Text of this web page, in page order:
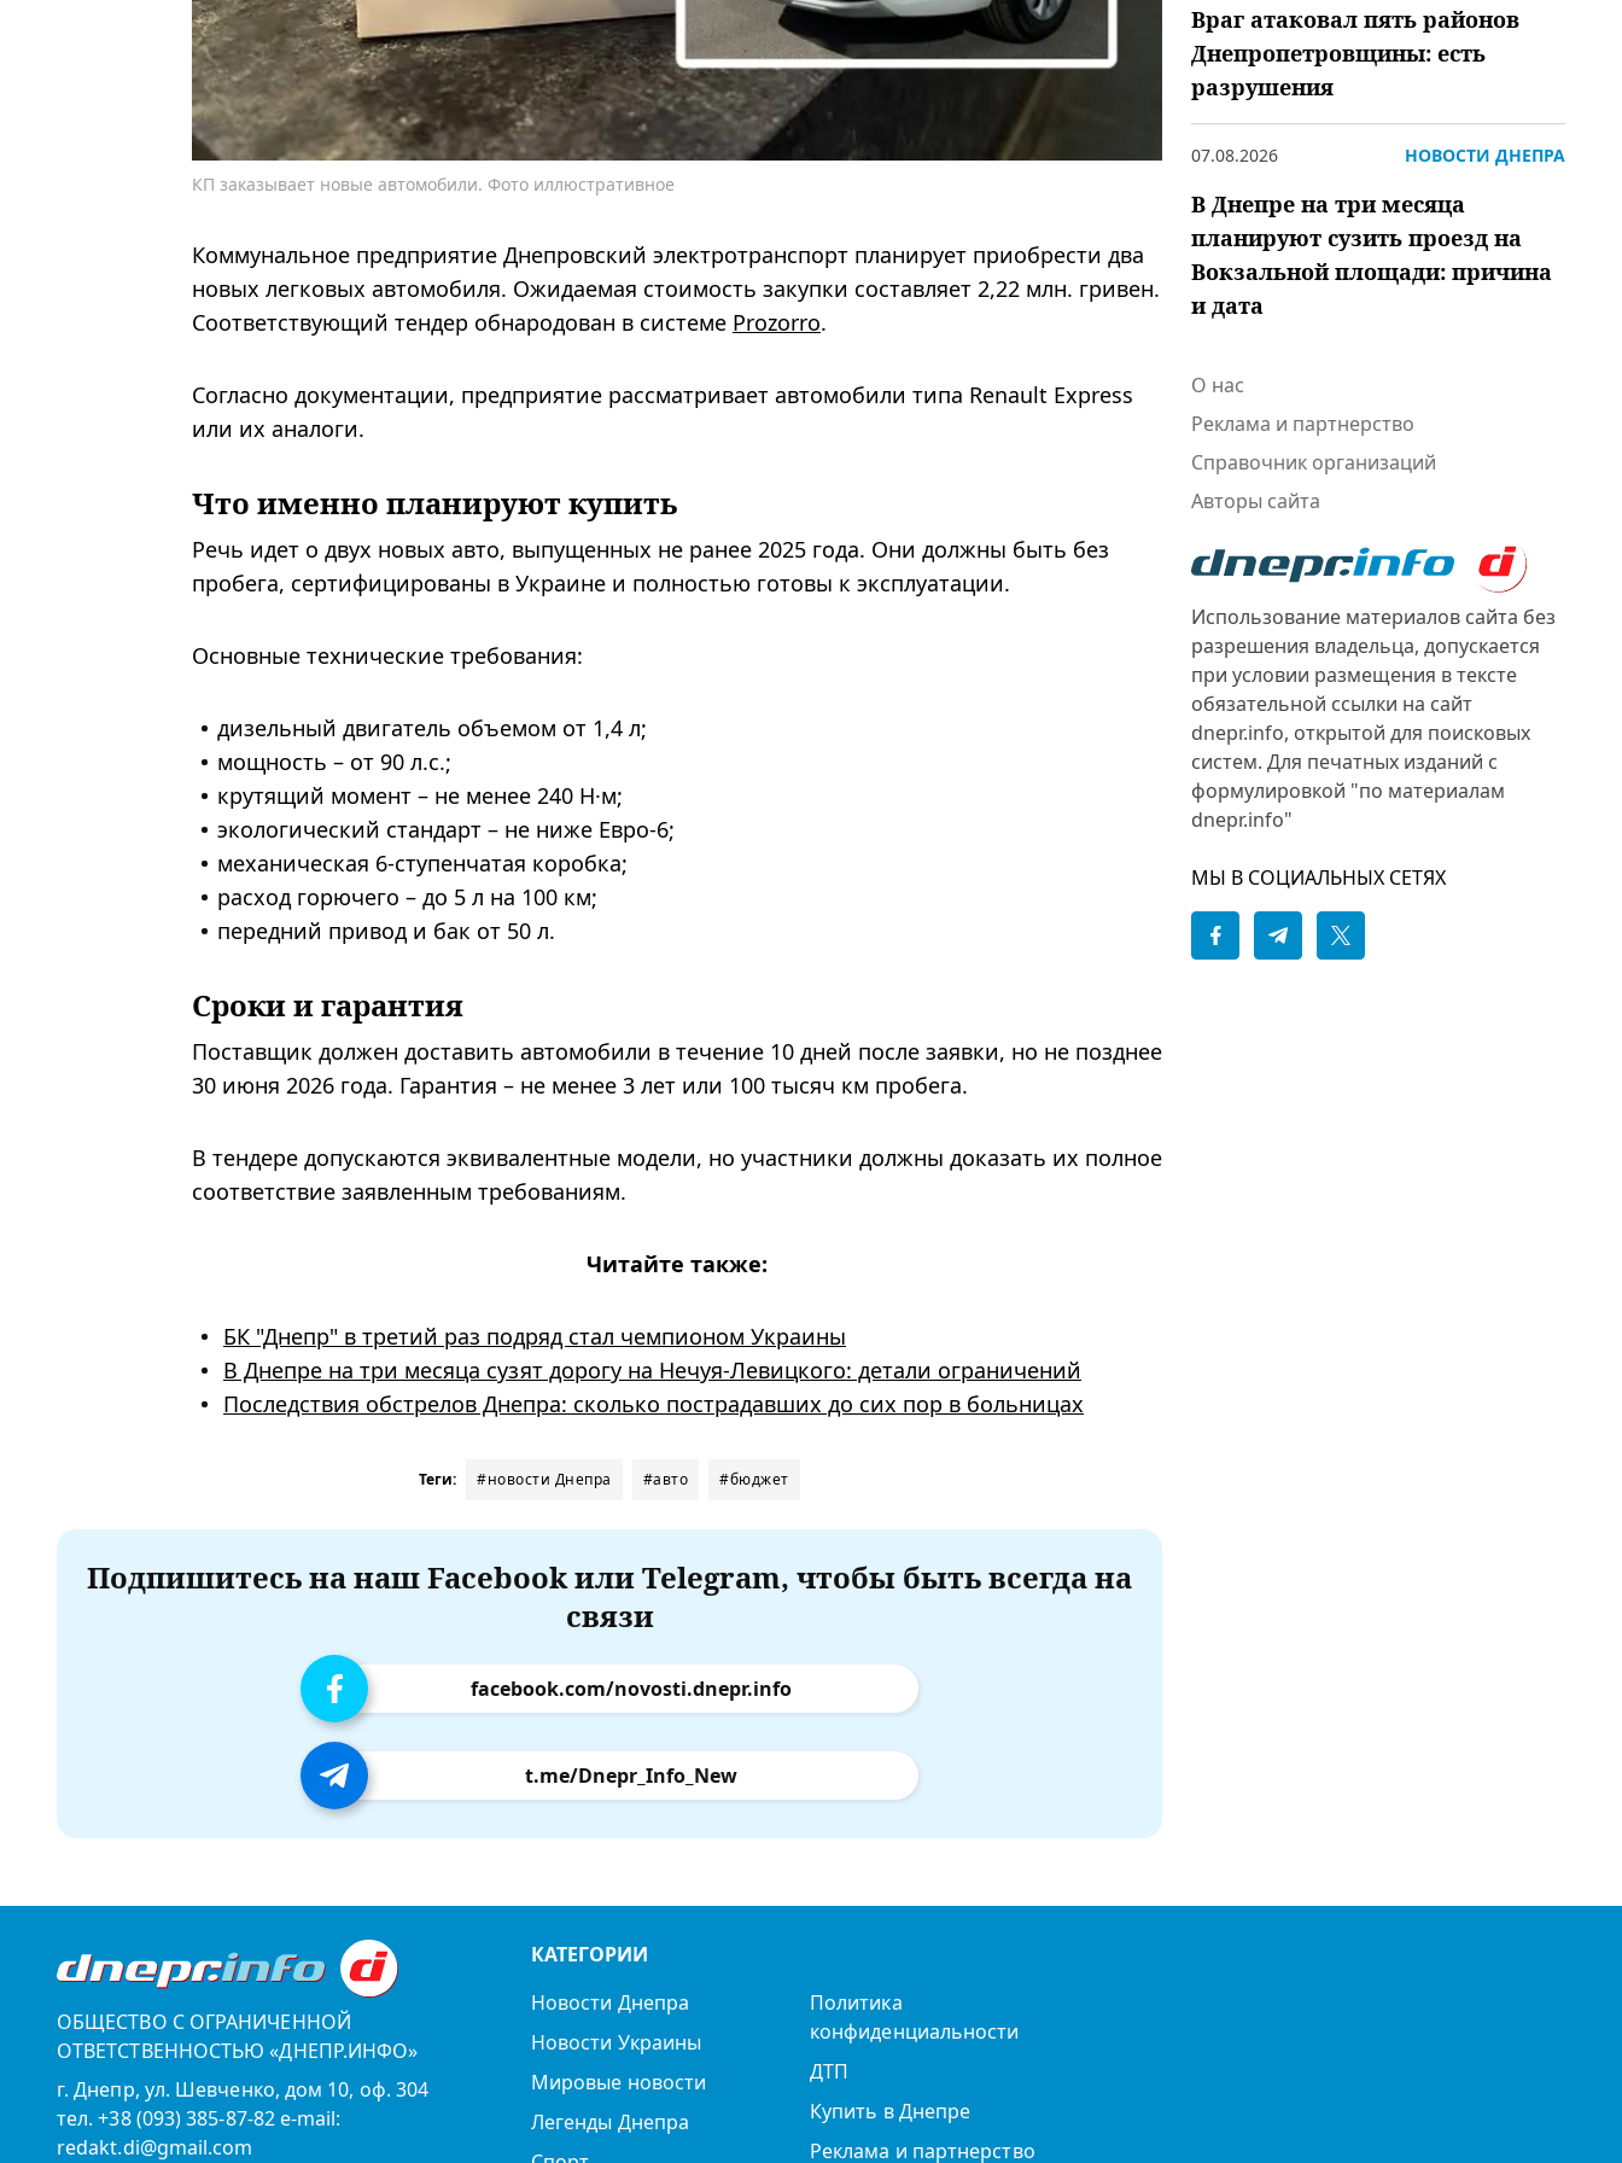
КП заказывает новые автомобили. Фото иллюстративное
Коммунальное предприятие Днепровский электротранспорт планирует приобрести два
новых легковых автомобиля. Ожидаемая стоимость закупки составляет 2,22 млн. гривен.
Соответствующий тендер обнародован в системе Prozorro.
Согласно документации, предприятие рассматривает автомобили типа Renault Express
или их аналоги.
Что именно планируют купить
Речь идет о двух новых авто, выпущенных не ранее 2025 года. Они должны быть без
пробега, сертифицированы в Украине и полностью готовы к эксплуатации.
Основные технические требования:
дизельный двигатель объемом от 1,4 л;
мощность – от 90 л.с.;
крутящий момент – не менее 240 Н·м;
экологический стандарт – не ниже Евро-6;
механическая 6-ступенчатая коробка;
расход горючего – до 5 л на 100 км;
передний привод и бак от 50 л.
Сроки и гарантия
Поставщик должен доставить автомобили в течение 10 дней после заявки, но не позднее
30 июня 2026 года. Гарантия – не менее 3 лет или 100 тысяч км пробега.
В тендере допускаются эквивалентные модели, но участники должны доказать их полное
соответствие заявленным требованиям.
Читайте также:
БК "Днепр" в третий раз подряд стал чемпионом Украины
В Днепре на три месяца сузят дорогу на Нечуя-Левицкого: детали ограничений
Последствия обстрелов Днепра: сколько пострадавших до сих пор в больницах
Теги: #новости Днепра #авто #бюджет
Подпишитесь на наш Facebook или Telegram, чтобы быть всегда на
связи
facebook.com/novosti.dnepr.info
t.me/Dnepr_Info_New
Враг атаковал пять районов
Днепропетровщины: есть
разрушения
07.08.2026 НОВОСТИ ДНЕПРА
В Днепре на три месяца
планируют сузить проезд на
Вокзальной площади: причина
и дата
О нас
Реклама и партнерство
Справочник организаций
Авторы сайта
Использование материалов сайта без
разрешения владельца, допускается
при условии размещения в тексте
обязательной ссылки на сайт
dnepr.info, открытой для поисковых
систем. Для печатных изданий с
формулировкой "по материалам
dnepr.info"
МЫ В СОЦИАЛЬНЫХ СЕТЯХ
ОБЩЕСТВО С ОГРАНИЧЕННОЙ
ОТВЕТСТВЕННОСТЬЮ «ДНЕПР.ИНФО»
г. Днепр, ул. Шевченко, дом 10, оф. 304
тел. +38 (093) 385-87-82 e-mail:
redakt.di@gmail.com
КАТЕГОРИИ
Новости Днепра
Новости Украины
Мировые новости
Легенды Днепра
Политика
конфиденциальности
ДТП
Купить в Днепре
Реклама и партнерство